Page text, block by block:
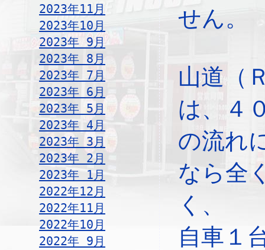
2023年11月
2023年10月
2023年 9月
2023年 8月
2023年 7月
2023年 6月
2023年 5月
2023年 4月
2023年 3月
2023年 2月
2023年 1月
2022年12月
2022年11月
2022年10月
2022年 9月
せん。
山道（
は、４
の流れ
なら全
く、
自車１